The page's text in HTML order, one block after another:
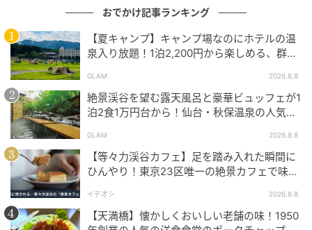
おでかけ記事ランキング
【夏キャンプ】キャンプ場なのにホテルの温
泉入り放題！1泊2,200円から楽しめる、群馬
GLAM 2026.8.8
絶景渓谷を望む露天風呂と豪華ビュッフェが1
泊2食1万円台から！仙台・秋保温泉の人気コ
GLAM 2026.8.8
【等々力渓谷カフェ】足を踏み入れた瞬間に
ひんやり！東京23区唯一の絶景カフェで味わ
イチオシ 2026.8.8
【天満橋】懐かしくおいしい老舗の味！1950